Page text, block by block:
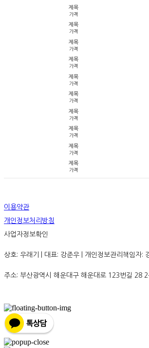
제목
가격
제목
가격
제목
가격
제목
가격
제목
가격
제목
가격
제목
가격
제목
가격
제목
가격
제목
가격
이용약관
개인정보처리방침
사업자정보확인
상호: 우래기 | 대표: 강준우 | 개인정보관리책임
주소: 부산광역시 해운대구 해운대로 123번길 28